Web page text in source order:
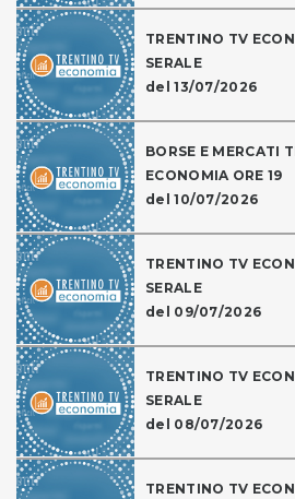
TRENTINO TV
SERALE
del 13/07/2026
BORSE E MERCATI
ECONOMIA ORE 19
del 10/07/2026
TRENTINO TV
SERALE
del 09/07/2026
TRENTINO TV
SERALE
del 08/07/2026
TRENTINO TV